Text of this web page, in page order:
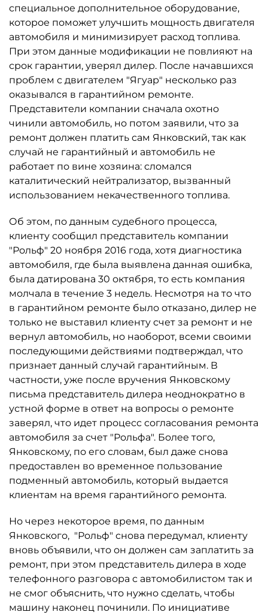
специальное дополнительное оборудование,
которое поможет улучшить мощность двигателя
автомобиля и минимизирует расход топлива.
При этом данные модификации не повлияют на
срок гарантии, уверял дилер. После начавшихся
проблем с двигателем "Ягуар" несколько раз
оказывался в гарантийном ремонте.
Представители компании сначала охотно
чинили автомобиль, но потом заявили, что за
ремонт должен платить сам Янковский, так как
случай не гарантийный и автомобиль не
работает по вине хозяина: сломался
каталитический нейтрализатор, вызванный
использованием некачественного топлива.
Об этом, по данным судебного процесса,
клиенту сообщил представитель компании
"Рольф" 20 ноября 2016 года, хотя диагностика
автомобиля, где была выявлена данная ошибка,
была датирована 30 октября, то есть компания
молчала в течение 3 недель. Несмотря на то что
в гарантийном ремонте было отказано, дилер не
только не выставил клиенту счет за ремонт и не
вернул автомобиль, но наоборот, всеми своими
последующими действиями подтверждал, что
признает данный случай гарантийным. В
частности, уже после вручения Янковскому
письма представитель дилера неоднократно в
устной форме в ответ на вопросы о ремонте
заверял, что идет процесс согласования ремонта
автомобиля за счет "Рольфа". Более того,
Янковскому, по его словам, был даже снова
предоставлен во временное пользование
подменный автомобиль, который выдается
клиентам на время гарантийного ремонта.
Но через некоторое время, по данным
Янковского, "Рольф" снова передумал, клиенту
вновь объявили, что он должен сам заплатить за
ремонт, при этом представитель дилера в ходе
телефонного разговора с автомобилистом так и
не смог объяснить, что нужно сделать, чтобы
машину наконец починили. По инициативе